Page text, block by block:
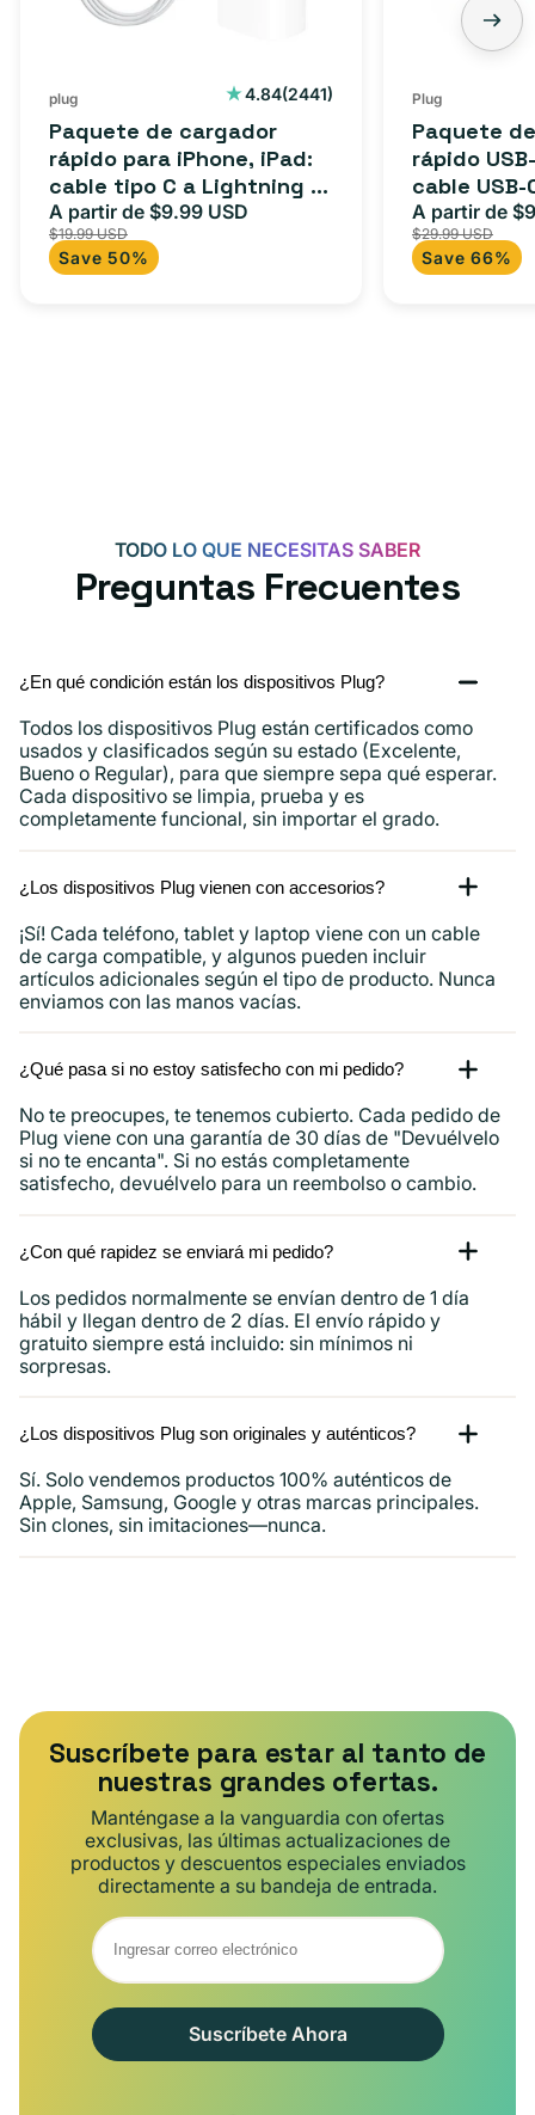
plug 4.84(2441)
2441
Paquete de cargador
rápido para iPhone, iPad:
cable tipo C a Lightning (1
m) + adaptador tipo C
Precio
de
oferta
A partir de $9.99 USD
$19.99 USD
Save 50%
Plug
Paquete
rápido
cable USB-
adaptador
para
iPad y más.
Precio
de
oferta
A partir de
$29.99 USD
Save 66%
TODO LO QUE NECESITAS SABER
Preguntas Frecuentes
¿En qué condición están los dispositivos Plug?
Todos los dispositivos Plug están certificados como
usados ​​y clasificados según su estado (Excelente,
Bueno o Regular), para que siempre sepa qué esperar.
Cada dispositivo se limpia, prueba y es
completamente funcional, sin importar el grado.
¿Los dispositivos Plug vienen con accesorios?
¡Sí! Cada teléfono, tablet y laptop viene con un cable
de carga compatible, y algunos pueden incluir
artículos adicionales según el tipo de producto. Nunca
enviamos con las manos vacías.
¿Qué pasa si no estoy satisfecho con mi pedido?
No te preocupes, te tenemos cubierto. Cada pedido de
Plug viene con una garantía de 30 días de "Devuélvelo
si no te encanta". Si no estás completamente
satisfecho, devuélvelo para un reembolso o cambio.
¿Con qué rapidez se enviará mi pedido?
Los pedidos normalmente se envían dentro de 1 día
hábil y llegan dentro de 2 días. El envío rápido y
gratuito siempre está incluido: sin mínimos ni
sorpresas.
¿Los dispositivos Plug son originales y auténticos?
Sí. Solo vendemos productos 100% auténticos de
Apple, Samsung, Google y otras marcas principales.
Sin clones, sin imitaciones—nunca.
Suscríbete para estar al tanto de
nuestras grandes ofertas.
Manténgase a la vanguardia con ofertas
exclusivas, las últimas actualizaciones de
productos y descuentos especiales enviados
directamente a su bandeja de entrada.
Suscríbete Ahora